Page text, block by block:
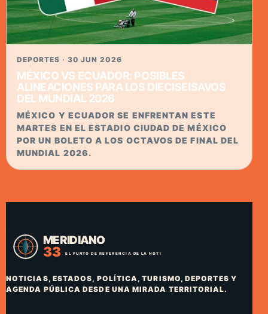
DEPORTES · 30 JUN 2026
MÉXICO VS ECUADOR: POSIBLES
ALINEACIONES PARA LOS DIECISEISAVOS
DEL MUNDIAL 2026
MÉXICO Y ECUADOR SE ENFRENTAN ESTE
MARTES EN EL ESTADIO CIUDAD DE MÉXICO
POR UN BOLETO A LOS OCTAVOS DE FINAL DEL
MUNDIAL 2026.
NOTICIAS, ESTADOS, POLÍTICA, TURISMO, DEPORTES Y
AGENDA PÚBLICA DESDE UNA MIRADA TERRITORIAL.